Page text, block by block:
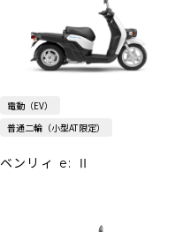
電動（EV）
普通二輪（小型AT限定）
ベンリィ e: Ⅱ